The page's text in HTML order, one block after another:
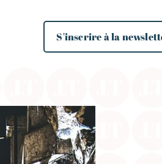
S'inscrire à la